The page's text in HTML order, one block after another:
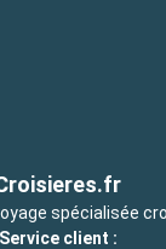
spécialisée
Service client :